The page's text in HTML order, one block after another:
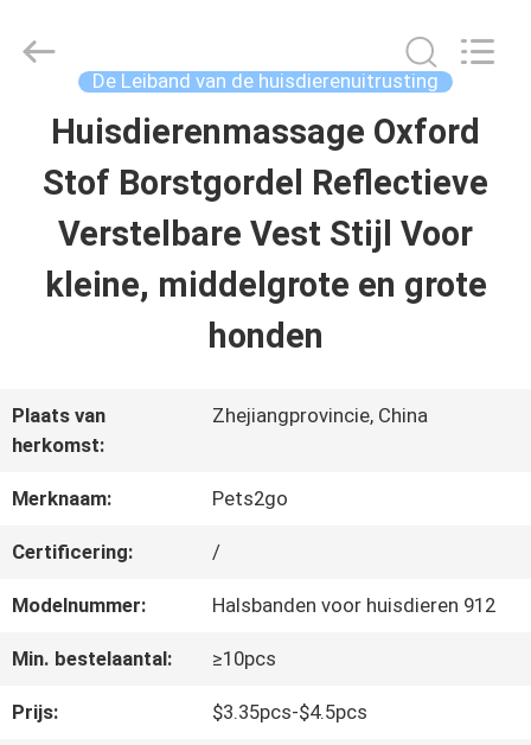
HUIS
PRODUCTEN
ONGEVEER
FABRIEKSREIS
VERZOEK
OM
Trading
De Leiband van de huisdierenuitrusting
Huisdierenmassage Oxford
Stof Borstgordel Reflectieve
Verstelbare Vest Stijl Voor
kleine, middelgrote en grote
honden
Plaats van
herkomst:
Zhejiangprovincie, China
Merknaam: Pets2go
Certificering: /
Modelnummer: Halsbanden voor huisdieren 912
Min. bestelaantal: ≥10pcs
Prijs: $3.35pcs-$4.5pcs